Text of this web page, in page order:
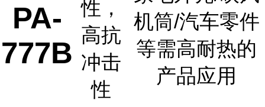
PA-
777B
性，
高抗
冲击
性
机筒/汽车零件
等需高耐热的
产品应用